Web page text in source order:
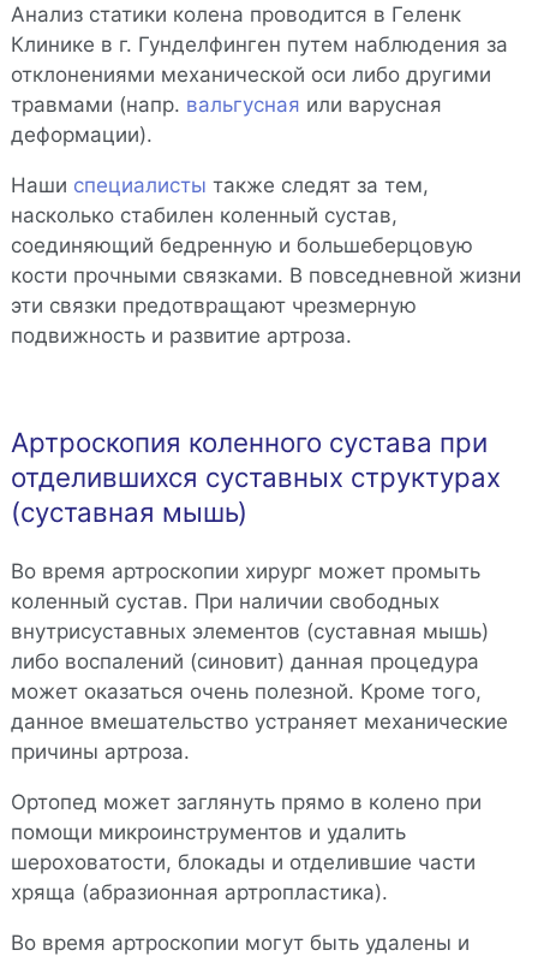
Анализ статики колена проводится в Геленк
Клинике в г. Гунделфинген путем наблюдения за
отклонениями механической оси либо другими
травмами (напр. вальгусная или варусная
деформации).
Наши специалисты также следят за тем,
насколько стабилен коленный сустав,
соединяющий бедренную и большеберцовую
кости прочными связками. В повседневной жизни
эти связки предотвращают чрезмерную
подвижность и развитие артроза.
Артроскопия коленного сустава при
отделившихся суставных структурах
(суставная мышь)
Во время артроскопии хирург может промыть
коленный сустав. При наличии свободных
внутрисуставных элементов (суставная мышь)
либо воспалений (синовит) данная процедура
может оказаться очень полезной. Кроме того,
данное вмешательство устраняет механические
причины артроза.
Ортопед может заглянуть прямо в колено при
помощи микроинструментов и удалить
шероховатости, блокады и отделившие части
хряща (абразионная артропластика).
Во время артроскопии могут быть удалены и